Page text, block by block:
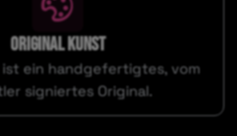
ORIGINAL KUNST
ein handgefertigtes, vom
signiertes Original.